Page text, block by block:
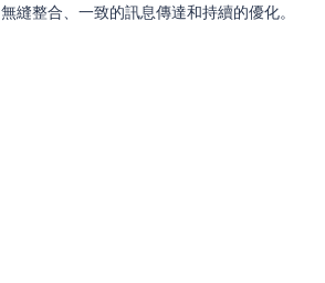
縫整合、一致的訊息傳達和持續的優化。